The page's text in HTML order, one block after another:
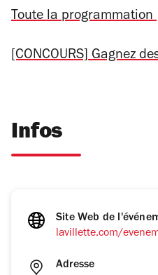
Toute la programmation
[CONCOURS] Gagnez
Infos
Site Web de
lavillette.com/
Adresse